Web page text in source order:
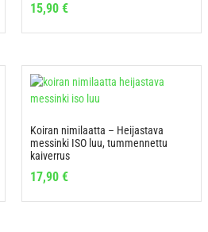
15,90 €
Koiran nimilaatta – Heijastava
messinki ISO luu, tummennettu
kaiverrus
17,90 €